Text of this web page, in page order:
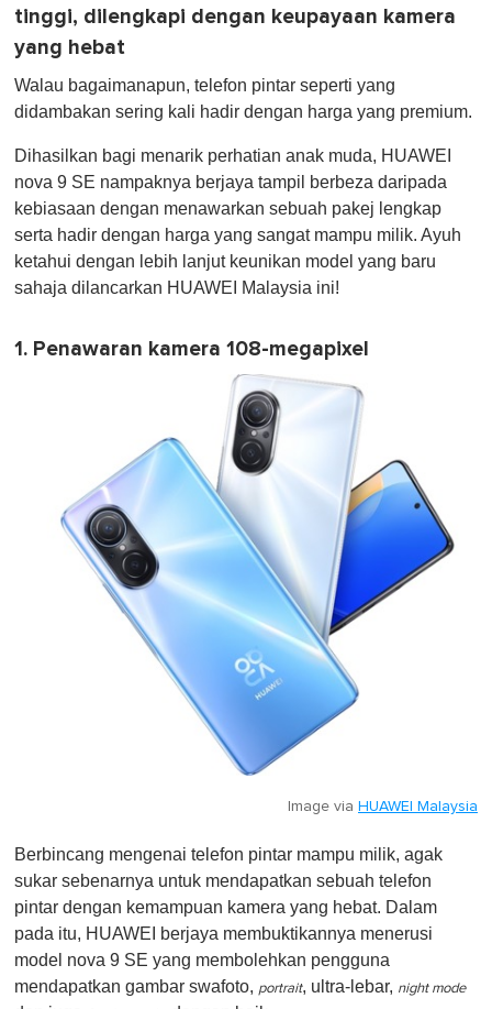
tinggi, dilengkapi dengan keupayaan kamera
yang hebat
Walau bagaimanapun, telefon pintar seperti yang
didambakan sering kali hadir dengan harga yang premium.
Dihasilkan bagi menarik perhatian anak muda, HUAWEI
nova 9 SE nampaknya berjaya tampil berbeza daripada
kebiasaan dengan menawarkan sebuah pakej lengkap
serta hadir dengan harga yang sangat mampu milik. Ayuh
ketahui dengan lebih lanjut keunikan model yang baru
sahaja dilancarkan HUAWEI Malaysia ini!
1. Penawaran kamera 108-megapixel
Image via HUAWEI Malaysia
Berbincang mengenai telefon pintar mampu milik, agak
sukar sebenarnya untuk mendapatkan sebuah telefon
pintar dengan kemampuan kamera yang hebat. Dalam
pada itu, HUAWEI berjaya membuktikannya menerusi
model nova 9 SE yang membolehkan pengguna
mendapatkan gambar swafoto, portrait, ultra-lebar, night mode